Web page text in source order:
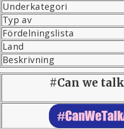
Underkategori
Typ av
Fördelningslista
Land
Beskrivning
#Can we